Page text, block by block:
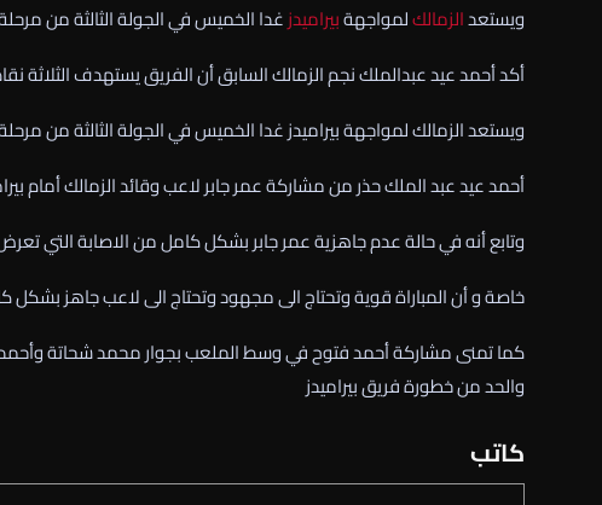
ويستعدالزمالكلمواجهةبيراميدزغدا الخميس في الجولة الثالثة من
أكد أحمد عيد عبدالملك نجم الزمالك السابق أن الفريق يستهدف الثلاثة
ويستعد الزمالك لمواجهة بيراميدز غدا الخميس في الجولة الثالثة من
أحمد عيد عبد الملك حذر من مشاركة عمر جابر لاعب وقائد الزمالك أمام
وتابع أنه في حالة عدم جاهزية عمر جابر بشكل كامل من الاصابة التي
خاصة و أن المباراة قوية وتحتاج الى مجهود وتحتاج الى لاعب جاهز بشكل
كما تمنى مشاركة أحمد فتوح في وسط الملعب بجوار محمد شحاتة
والحد من خطورة فريق بيراميدز
كاتب